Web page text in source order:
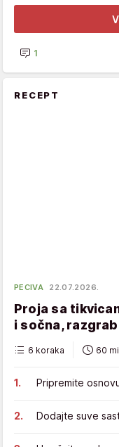
1
RECEPT
PECIVA 22.07.2026.
Proja sa
i sočna,
6 koraka 60
Pripremite
Dodajte suve